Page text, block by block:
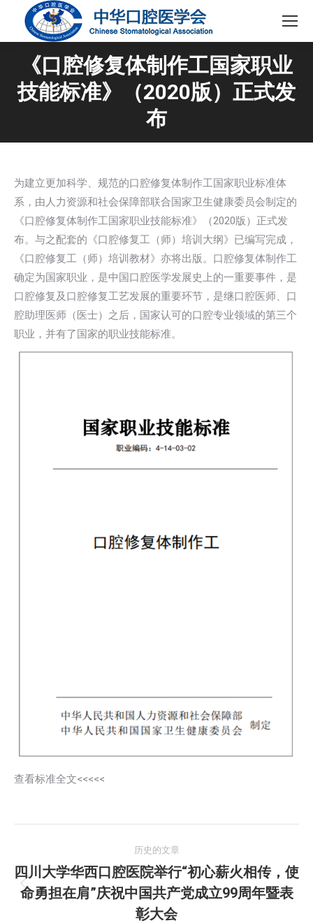
《口腔修复体制作工国家职业
技能标准》（2020版）正式发
布
为建立更加科学、规范的口腔修复体制作工国家职业标准体
系，由人力资源和社会保障部联合国家卫生健康委员会制定的
《口腔修复体制作工国家职业技能标准》（2020版）正式发
布。与之配套的《口腔修复工（师）培训大纲》已编写完成，
《口腔修复工（师）培训教材》亦将出版。口腔修复体制作工
确定为国家职业，是中国口腔医学发展史上的一重要事件，是
口腔修复及口腔修复工艺发展的重要环节，是继口腔医师、口
腔助理医师（医士）之后，国家认可的口腔专业领域的第三个
职业，并有了国家的职业技能标准。
查看标准全文<<<<<
章
导
历史的文章
历
史
四川大学华西口腔医院举行“初心薪火相传，使
命勇担在肩”庆祝中国共产党成立99周年暨表
彰大会